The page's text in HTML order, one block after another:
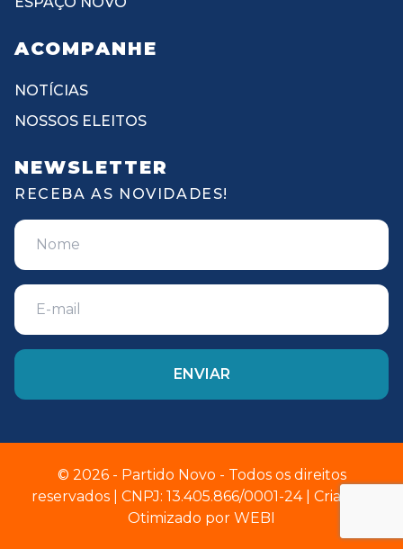
ACOMPANHE
NOTÍCIAS
NOSSOS ELEITOS
NEWSLETTER
RECEBA AS NOVIDADES!
© 2026 - Partido Novo - Todos os direitos
reservados | CNPJ: 13.405.866/0001-24 | Criado e
Otimizado por WEBI